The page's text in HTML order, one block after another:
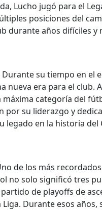
Lucho jugó para el
posiciones del
durante años difíciles
su tiempo en el
nueva era para el club.
categoría del
su liderazgo y
en la historia del
de los más
no solo significó tres
de playoffs de
Durante esos